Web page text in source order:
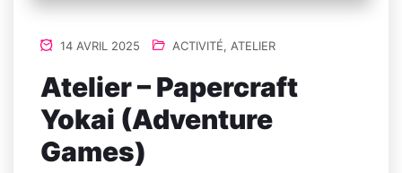
14 AVRIL 2025 ACTIVITÉ, ATELIER
Atelier – Papercraft
Yokai (Adventure
Games)